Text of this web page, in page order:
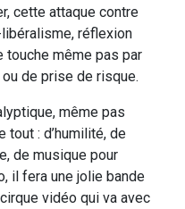
cette attaque contre
libéralisme, réflexion
touche même pas par
de prise de risque.
même pas
tout : d’humilité, de
de musique pour
il fera une jolie bande
vidéo qui va avec